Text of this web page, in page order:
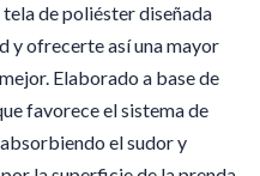
de poliéster diseñada
y ofrecerte así una mayor
Elaborado a base de
favorece el sistema de
el sudor y